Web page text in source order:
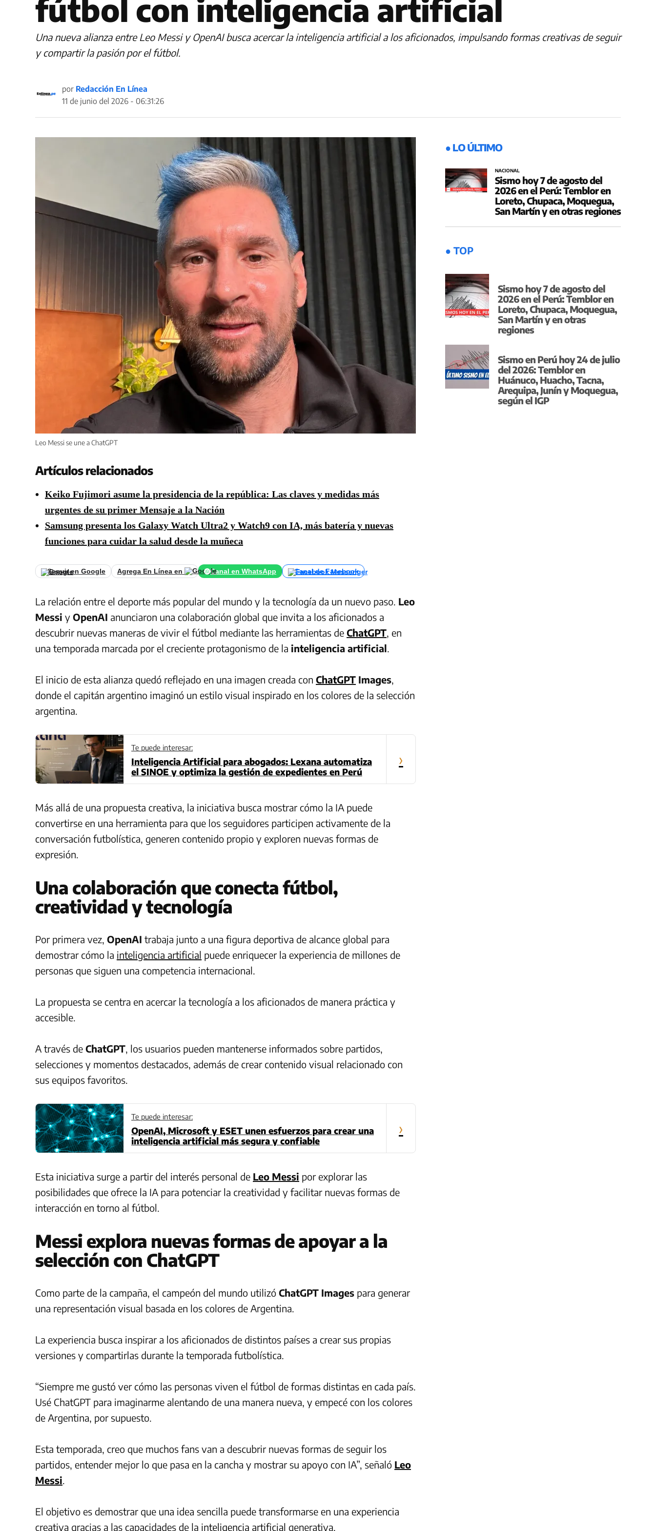
fútbol con inteligencia artificial
Una nueva alianza entre Leo Messi y OpenAI busca acercar la inteligencia artificial a los aficionados, impulsando formas creativas de seguir
y compartir la pasión por el fútbol.
por Redacción En Línea
11 de junio del 2026 - 06:31:26
Leo Messi se une a ChatGPT
Artículos relacionados
Keiko Fujimori asume la presidencia de la república: Las claves y medidas más
urgentes de su primer Mensaje a la Nación
Samsung presenta los Galaxy Watch Ultra2 y Watch9 con IA, más batería y nuevas
funciones para cuidar la salud desde la muñeca
Seguir en Google Agrega En Línea en Canal en WhatsApp Canal de Facebook
La relación entre el deporte más popular del mundo y la tecnología da un nuevo paso. Leo
Messi y OpenAI anunciaron una colaboración global que invita a los aficionados a
descubrir nuevas maneras de vivir el fútbol mediante las herramientas de ChatGPT, en
una temporada marcada por el creciente protagonismo de la inteligencia artificial.
El inicio de esta alianza quedó reflejado en una imagen creada con ChatGPT Images,
donde el capitán argentino imaginó un estilo visual inspirado en los colores de la selección
argentina.
Te puede interesar:
Inteligencia Artificial para abogados: Lexana automatiza
el SINOE y optimiza la gestión de expedientes en Perú
›
Más allá de una propuesta creativa, la iniciativa busca mostrar cómo la IA puede
convertirse en una herramienta para que los seguidores participen activamente de la
conversación futbolística, generen contenido propio y exploren nuevas formas de
expresión.
Una colaboración que conecta fútbol,
creatividad y tecnología
Por primera vez, OpenAI trabaja junto a una figura deportiva de alcance global para
demostrar cómo la inteligencia artificial puede enriquecer la experiencia de millones de
personas que siguen una competencia internacional.
La propuesta se centra en acercar la tecnología a los aficionados de manera práctica y
accesible.
A través de ChatGPT, los usuarios pueden mantenerse informados sobre partidos,
selecciones y momentos destacados, además de crear contenido visual relacionado con
sus equipos favoritos.
Te puede interesar:
OpenAI, Microsoft y ESET unen esfuerzos para crear una
inteligencia artificial más segura y confiable
›
Esta iniciativa surge a partir del interés personal de Leo Messi por explorar las
posibilidades que ofrece la IA para potenciar la creatividad y facilitar nuevas formas de
interacción en torno al fútbol.
Messi explora nuevas formas de apoyar a la
selección con ChatGPT
Como parte de la campaña, el campeón del mundo utilizó ChatGPT Images para generar
una representación visual basada en los colores de Argentina.
La experiencia busca inspirar a los aficionados de distintos países a crear sus propias
versiones y compartirlas durante la temporada futbolística.
“Siempre me gustó ver cómo las personas viven el fútbol de formas distintas en cada país.
Usé ChatGPT para imaginarme alentando de una manera nueva, y empecé con los colores
de Argentina, por supuesto.
Esta temporada, creo que muchos fans van a descubrir nuevas formas de seguir los
partidos, entender mejor lo que pasa en la cancha y mostrar su apoyo con IA”, señaló Leo
Messi.
El objetivo es demostrar que una idea sencilla puede transformarse en una experiencia
creativa gracias a las capacidades de la inteligencia artificial generativa.
● LO ÚLTIMO
NACIONAL
Sismo hoy 7 de agosto del
2026 en el Perú: Temblor en
Loreto, Chupaca, Moquegua,
San Martín y en otras regiones
● TOP
Sismo hoy 7 de agosto del
2026 en el Perú: Temblor en
Loreto, Chupaca, Moquegua,
San Martín y en otras
regiones
Sismo en Perú hoy 24 de julio
del 2026: Temblor en
Huánuco, Huacho, Tacna,
Arequipa, Junín y Moquegua,
según el IGP